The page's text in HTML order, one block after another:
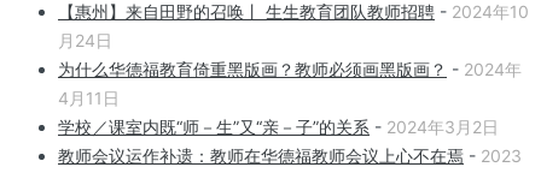
【惠州】来自田野的召唤丨 生生教育团队教师招聘 - 2024年10
月24日
为什么华德福教育倚重黑版画？教师必须画黑版画？ - 2024年
4月11日
学校／课室内既“师－生”又“亲－子”的关系 - 2024年3月2日
教师会议运作补遗：教师在华德福教师会议上心不在焉 - 2023